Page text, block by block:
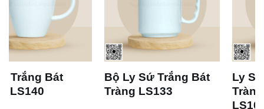
Bộ Ly Sứ Trắng Bát
Tràng LS133
Ly Sứ Trắng Bát
Tràng Dáng Thóp